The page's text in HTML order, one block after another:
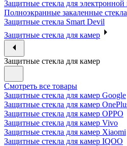
Защитные стекла для электронной
Полноэкранные закаленные стекла
Защитные стекла Smart Devil
Защитные стекла для камер
Защитные стекла для камер
Смотреть все товары
Защитные стекла для камер Google
Защитные стекла для камер
Защитные стекла для камер OPPO
Защитные стекла для камер Vivo
Защитные стекла для камер Xiaomi
Защитные стекла для камер IQOO